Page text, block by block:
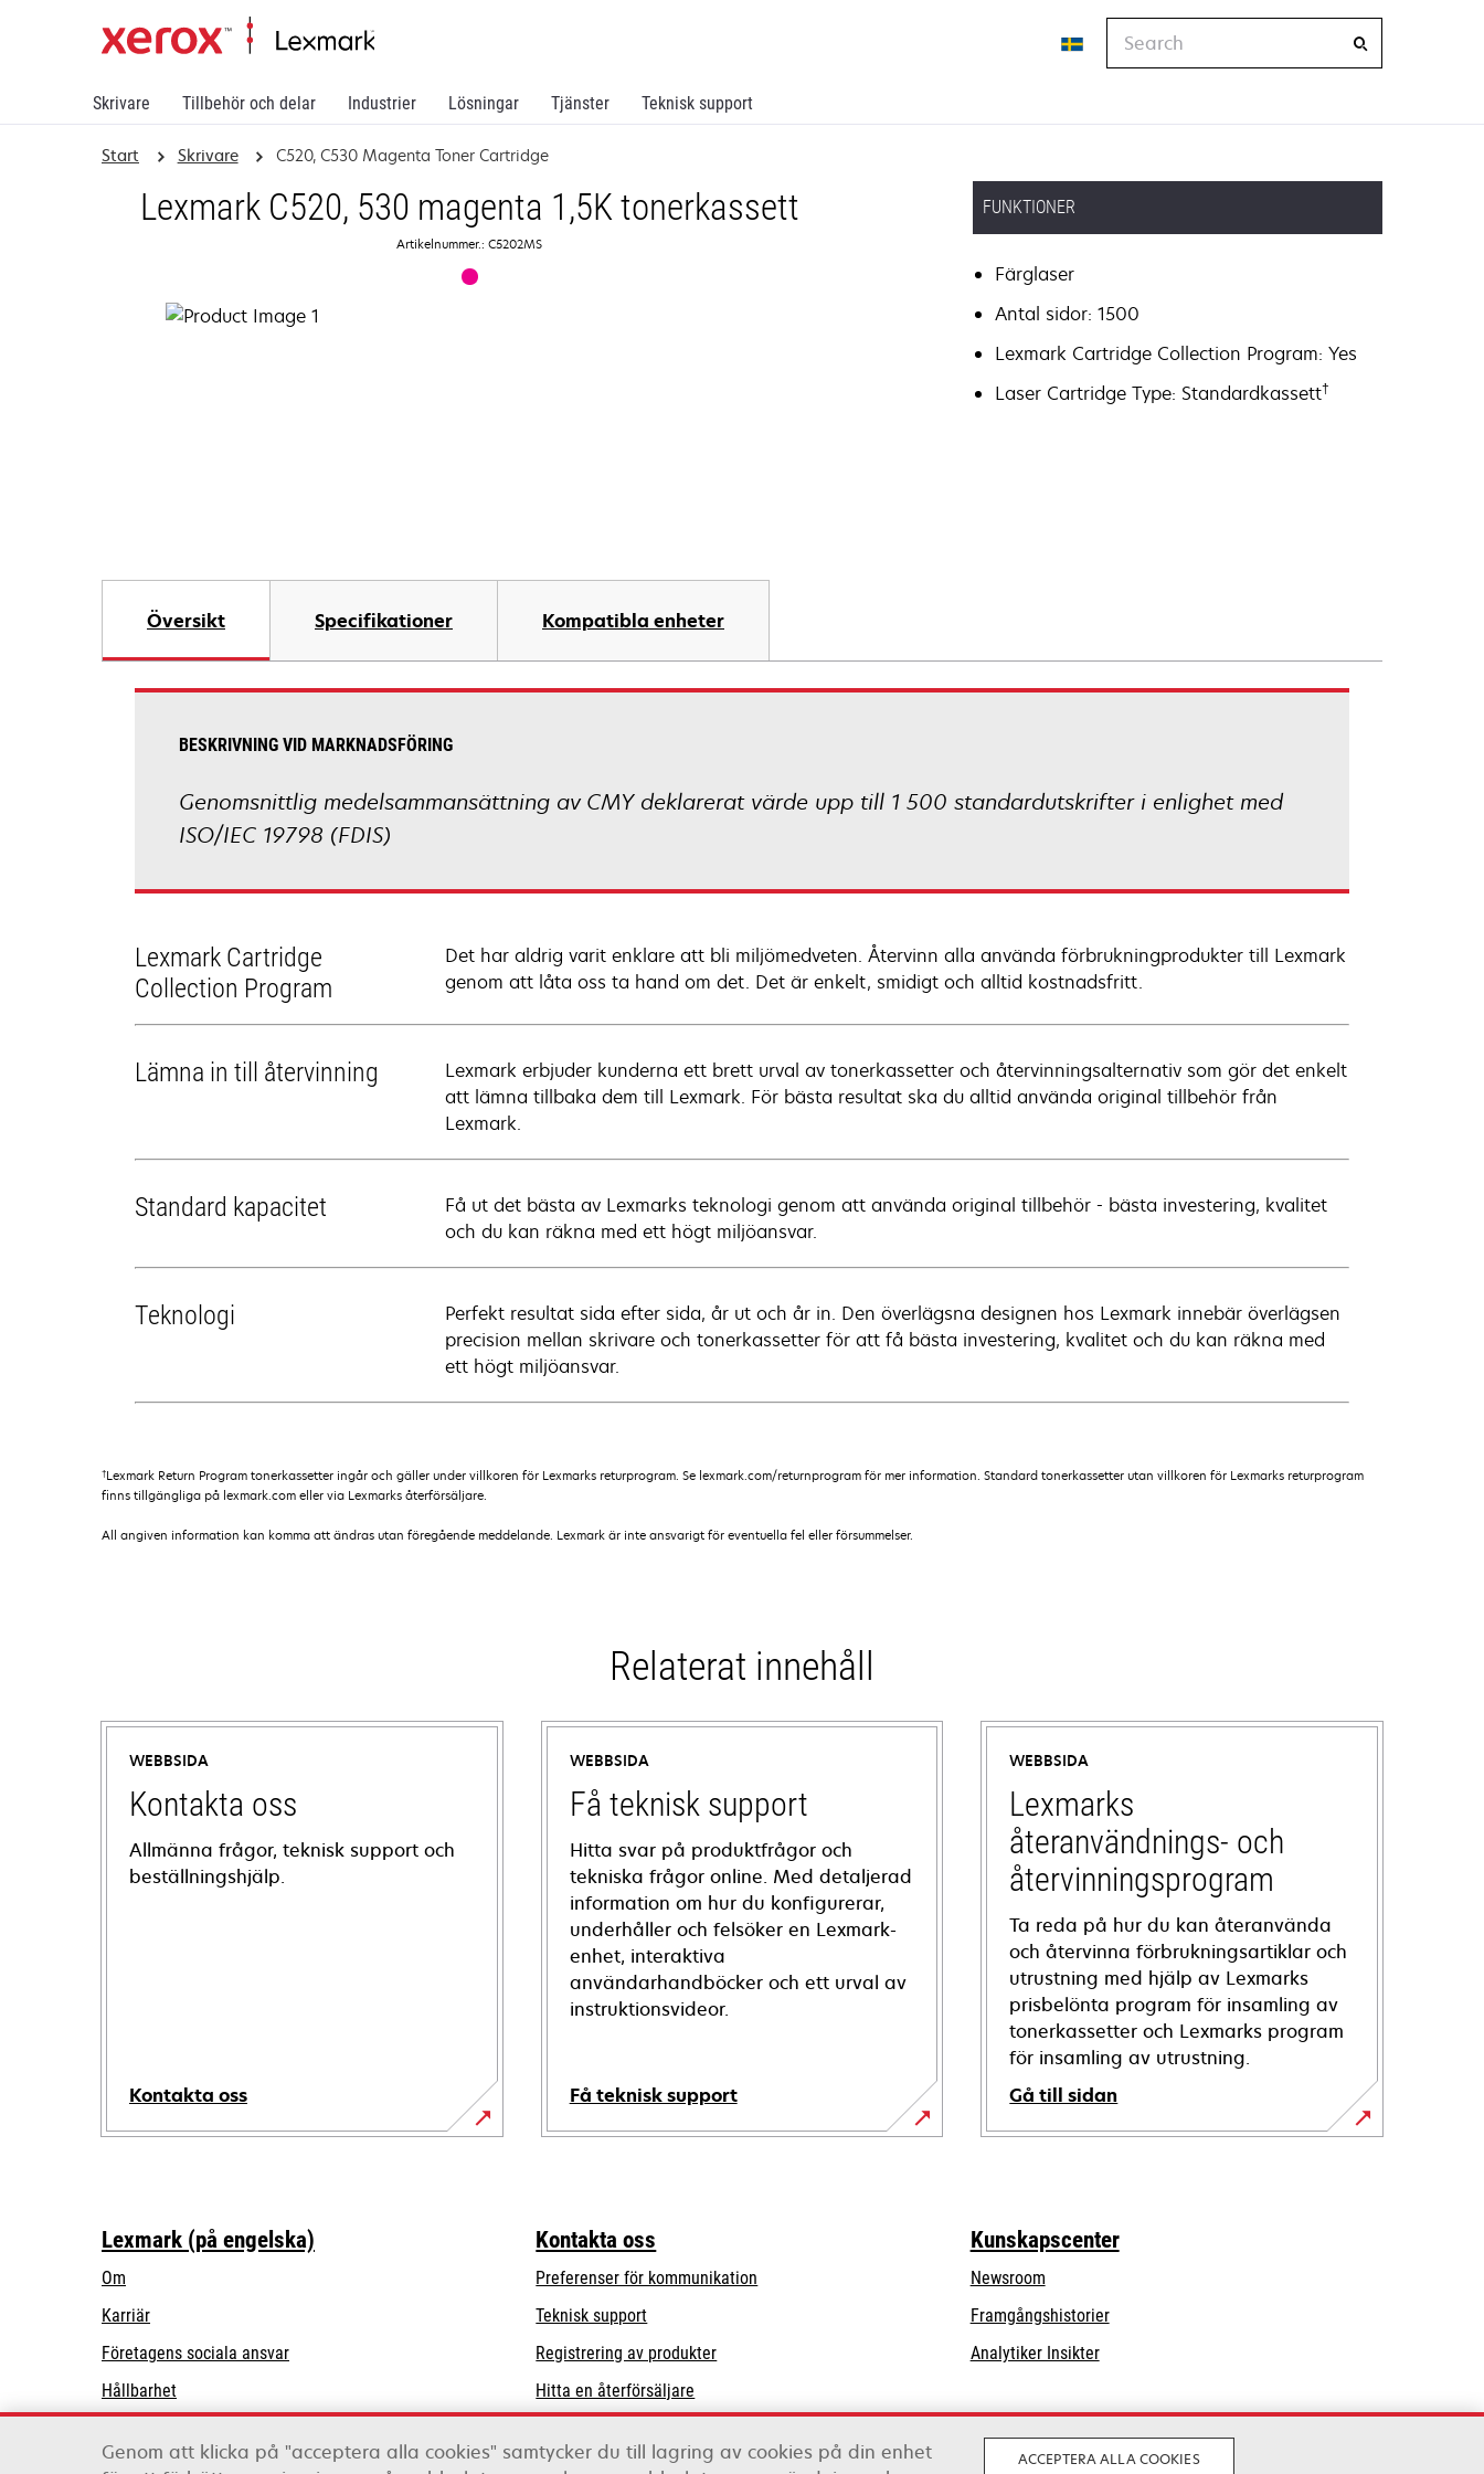
Skrivare Tillbehör och delar Industrier Lösningar Tjänster Teknisk support
Start Skrivare C520, C530 Magenta Toner Cartridge
Lexmark C520, 530 magenta 1,5K tonerkassett
Artikelnummer.: C5202MS
FUNKTIONER
Färglaser
Antal sidor: 1500
Lexmark Cartridge Collection Program: Yes
Laser Cartridge Type: Standardkassett†
Översikt Specifikationer Kompatibla enheter
BESKRIVNING VID MARKNADSFÖRING
Genomsnittlig medelsammansättning av CMY deklarerat värde upp till 1 500 standardutskrifter i enlighet med
ISO/IEC 19798 (FDIS)
Lexmark Cartridge
Collection Program
Det har aldrig varit enklare att bli miljömedveten. Återvinn alla använda förbrukningprodukter till Lexmark
genom att låta oss ta hand om det. Det är enkelt, smidigt och alltid kostnadsfritt.
Lämna in till återvinning
Lexmark erbjuder kunderna ett brett urval av tonerkassetter och återvinningsalternativ som gör det enkelt
att lämna tillbaka dem till Lexmark. För bästa resultat ska du alltid använda original tillbehör från
Lexmark.
Standard kapacitet
Få ut det bästa av Lexmarks teknologi genom att använda original tillbehör - bästa investering, kvalitet
och du kan räkna med ett högt miljöansvar.
Teknologi
Perfekt resultat sida efter sida, år ut och år in. Den överlägsna designen hos Lexmark innebär överlägsen
precision mellan skrivare och tonerkassetter för att få bästa investering, kvalitet och du kan räkna med
ett högt miljöansvar.
†Lexmark Return Program tonerkassetter ingår och gäller under villkoren för Lexmarks returprogram. Se lexmark.com/returnprogram för mer information. Standard tonerkassetter utan villkoren för Lexmarks returprogram
finns tillgängliga på lexmark.com eller via Lexmarks återförsäljare.
All angiven information kan komma att ändras utan föregående meddelande. Lexmark är inte ansvarigt för eventuella fel eller försummelser.
Relaterat innehåll
WEBBSIDA
Kontakta oss
Allmänna frågor, teknisk support och
beställningshjälp.
Kontakta oss
WEBBSIDA
Få teknisk support
Hitta svar på produktfrågor och
tekniska frågor online. Med detaljerad
information om hur du konfigurerar,
underhåller och felsöker en Lexmark-
enhet, interaktiva
användarhandböcker och ett urval av
instruktionsvideor.
Få teknisk support
opens
tab
WEBBSIDA
Lexmarks
återanvändnings- och
återvinningsprogram
Ta reda på hur du kan återanvända
och återvinna förbrukningsartiklar och
utrustning med hjälp av Lexmarks
prisbelönta program för insamling av
tonerkassetter och Lexmarks program
för insamling av utrustning.
Gå till sidan
Lexmark (på engelska)
Om
Karriär
Företagens sociala ansvaropens
tab
Hållbarhet
Kontakta oss
Preferenser för kommunikation
Teknisk supportopens
a
new
tab
Registrering av produkter
Hitta en återförsäljare
Kunskapscenter
Newsroom
Framgångshistorier
Analytiker Insikter
Genom att klicka på "acceptera alla cookies" samtycker du till lagring av cookies på din enhet
ACCEPTERA ALLA COOKIES